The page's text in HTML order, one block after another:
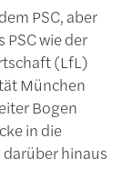
PSC, aber
wie der
(LfL)
München
Bogen
in die
hinaus